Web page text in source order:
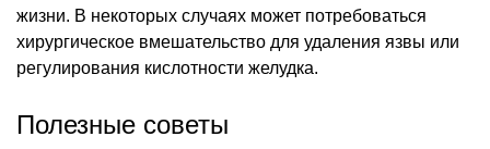
жизни. В некоторых случаях может потребоваться
хирургическое вмешательство для удаления язвы или
регулирования кислотности желудка.
Полезные советы